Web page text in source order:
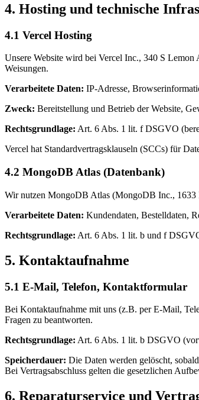
4. Hosting und technische
4.1 Vercel Hosting
Unsere Website wird bei Vercel Inc., 340 S
Weisungen.
Verarbeitete Daten: IP-Adresse,
Zweck: Bereitstellung und Betrieb der Website,
Rechtsgrundlage: Art. 6 Abs. 1 lit. f DSGVO
Vercel hat Standardvertragsklauseln (SCCs) für
4.2 MongoDB Atlas (Datenbank)
Wir nutzen MongoDB Atlas (MongoDB Inc., 1633
Verarbeitete Daten: Kundendaten, Bestelldaten,
Rechtsgrundlage: Art. 6 Abs. 1 lit. b und f
5. Kontaktaufnahme
5.1 E-Mail, Telefon, Kontaktformular
Bei Kontaktaufnahme mit uns (z.B. per E-Mail,
Fragen zu beantworten.
Rechtsgrundlage: Art. 6 Abs. 1 lit. b DSGVO
Speicherdauer: Die Daten werden gelöscht,
Bei Vertragsabschluss gelten die gesetzlichen
6. Reparaturservice und